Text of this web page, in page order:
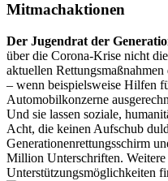
Mitmachaktionen
Der Jugendrat der
über die Corona-Krise nicht
aktuellen
– wenn beispielsweise Hilfen
Automobilkonzerne
Und sie lassen soziale,
Acht, die keinen Aufschub
Generationenrettungsschirm
Million Unterschriften.
Unterstützungsmöglichkeiten